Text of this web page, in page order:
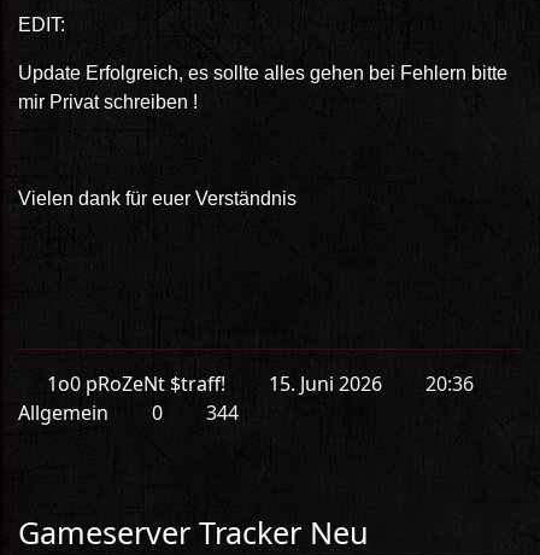
EDIT:
Update Erfolgreich, es sollte alles gehen bei Fehlern bitte
mir Privat schreiben !
Vielen dank für euer Verständnis
1o0 pRoZeNt $traff! 15. Juni 2026
20:36
Allgemein
0 344
Gameserver Tracker Neu